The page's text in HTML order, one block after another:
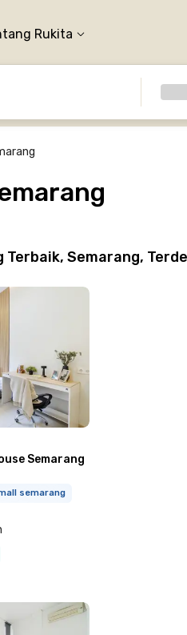
Rukita
Semarang,
Semarang
semarang